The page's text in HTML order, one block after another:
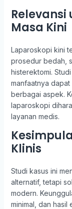
Relevansi
Masa Kini
Laparoskopi kini
prosedur bedah,
histerektomi.
manfaatnya
berbagai aspek.
laparoskopi
layanan medis.
Klinis
Studi kasus ini
alternatif, tetapi
modern.
minimal, dan